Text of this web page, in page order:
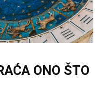
ONO ŠTO